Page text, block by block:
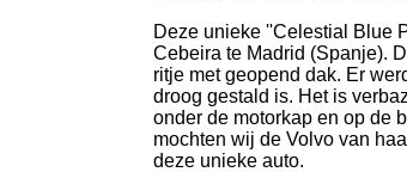
Deze unieke ''Celestial Blue
Cebeira te Madrid (Spanje).
ritje met geopend dak. Er
droog gestald is. Het is
onder de motorkap en op de
mochten wij de Volvo van
deze unieke auto.